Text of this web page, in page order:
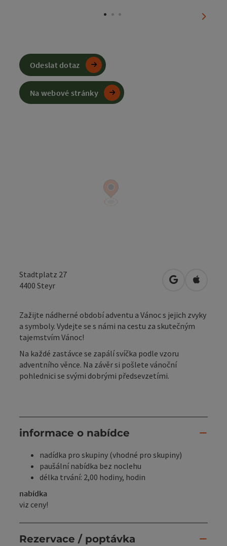
Stadtplatz 27
4400 Steyr Otevřít vOtevřít
Zažijte nádherné období adventu a Vánoc s jejich zvyky
a symboly. Vydejte se s námi na cestu za skutečným
tajemstvím Vánoc!
Na každé zastávce se zapálí svíčka podle vzoru
adventního věnce. Na závěr si pošlete vánoční
pohlednici se svými dobrými předsevzetími.
informace o nabídce
nadídka pro skupiny (vhodné pro skupiny)
paušální nabídka bez noclehu
délka trvání: 2,00 hodiny, hodin
nabídka
viz ceny!
Rezervace / poptávka
Odeslat dotaz
Na webové stránky